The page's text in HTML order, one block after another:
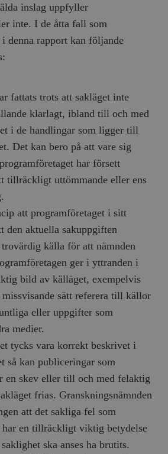
inslag uppfyller
inte. I de åtta fall som
i denna rapport kan följande
fattats trots att sakläget inte
klarlagt, ibland till och med
i de handlingar som ligger till
Det kan bero på att vare sig
har försett
tillräckligt uttömmande eller ens
att programföretaget i sitt
den aktuella sakuppgiften
källa för att nämnden
ger i yttranden i
bild av källäget, exempelvis
missvisande sätt referera till källor
eller uppgifter som
medier.
tycks vara korrekt beskrivet i
så kan publiceringar som
en skev eller till och med felaktig
frias. Granskningsnämnden
att det sakliga fel som
en tillräckligt viktig betydelse
ska anses ha brutits.